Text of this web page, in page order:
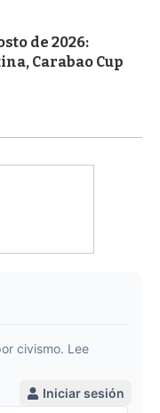
de 2026:
Carabao Cup